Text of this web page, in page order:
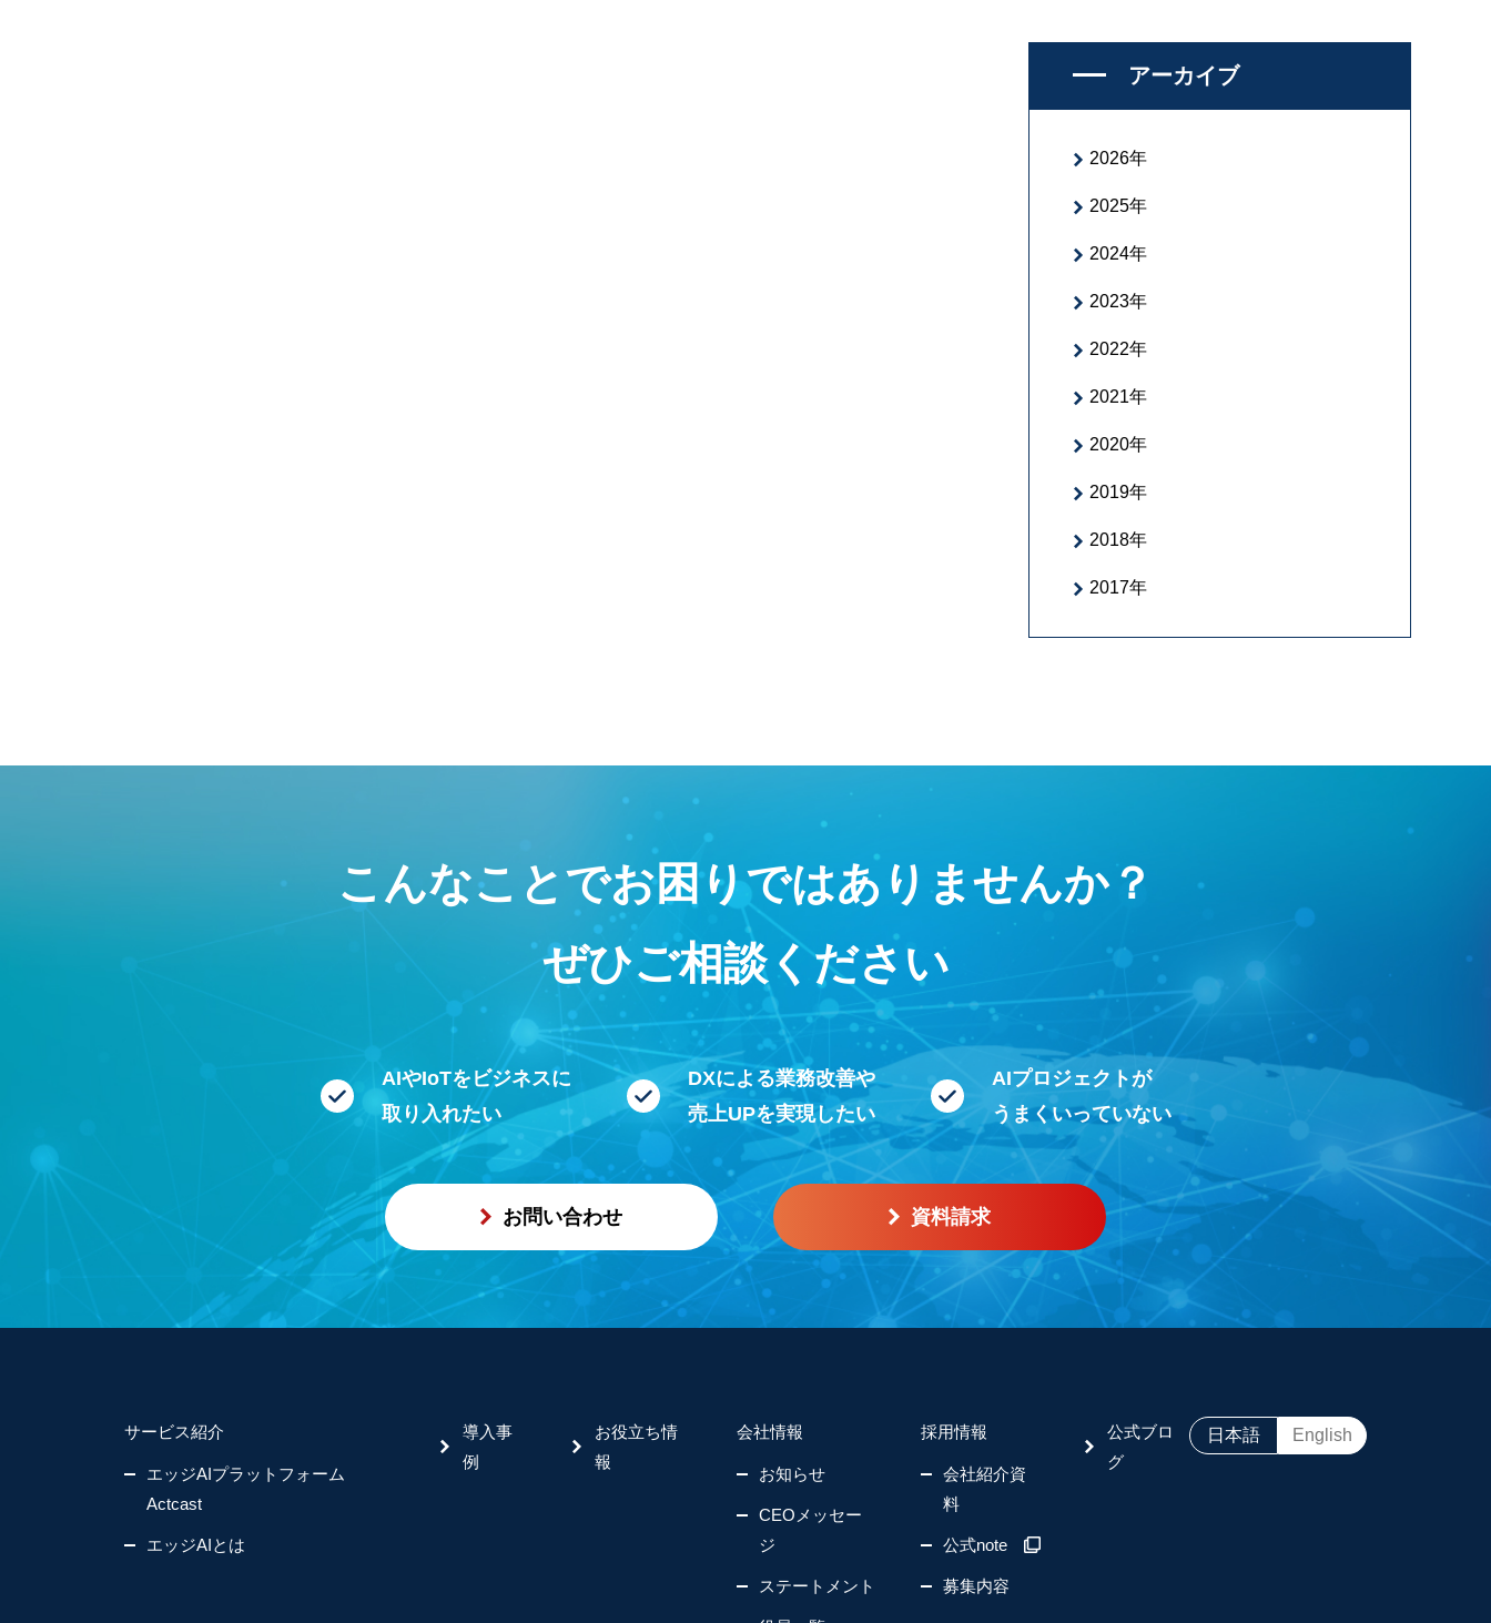
アーカイブ
2026年
2025年
2024年
2023年
2022年
2021年
2020年
2019年
2018年
2017年
こんなことでお困りではありませんか？
ぜひご相談ください
AIやIoTをビジネスに
取り入れたい
DXによる業務改善や
売上UPを実現したい
AIプロジェクトが
うまくいっていない
お問い合わせ 資料請求
サービス紹介
エッジAIプラットフォーム
Actcast
エッジAIとは
導入事
例
お役立ち情
報
会社情報
お知らせ
CEOメッセー
ジ
ステートメント
採用情報
会社紹介資
料
公式note
募集内容
公式ブロ
グ
日本語 English